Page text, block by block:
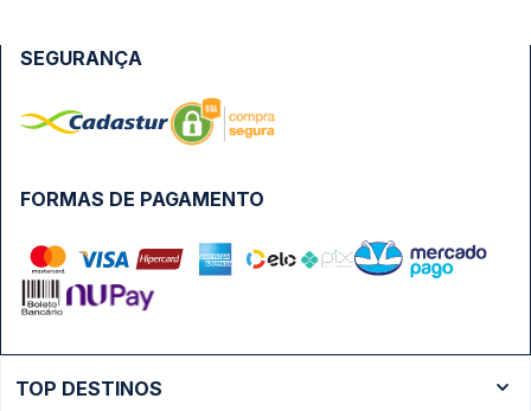
FORMAS DE PAGAMENTO
SEGURANÇA
TOP DESTINOS